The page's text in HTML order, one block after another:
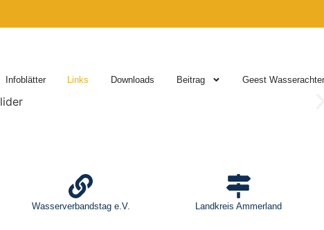
Infoblätter Links Downloads Beitrag Geest
Wasserverbandstag e.V. Landkreis Ammerland